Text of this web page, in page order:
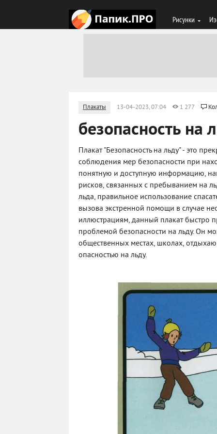
Рисунки
Плакаты 13-04-2023, 07:04 1 277
безопасность на
Плакат "Безопасность на льду" - это
соблюдения мер безопасности при
понятную и доступную информацию,
рисков, связанных с пребыванием на
льда, правильное использование
вызова экстренной помощи в случае
иллюстрациям, данный плакат быстро
проблемой безопасности на льду. Он
общественных местах, школах,
опасностью на льду.